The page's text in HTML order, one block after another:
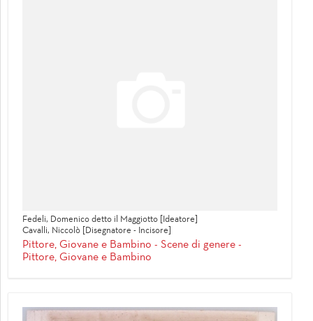
Fedeli, Domenico detto il Maggiotto [Ideatore]
Cavalli, Niccolò [Disegnatore - Incisore]
Pittore, Giovane e Bambino - Scene di genere -
Pittore, Giovane e Bambino